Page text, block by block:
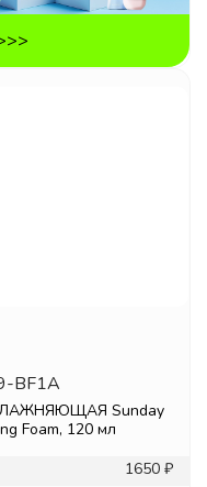
BF1A
Sunday
Foam, 120 мл
1650 ₽